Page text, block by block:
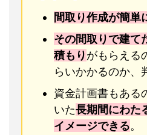
間取り作成が簡単
その間取りで建て
積もりがもらえる
らいかかるのか、
資金計画書もある
いた長期間にわた
イメージできる。